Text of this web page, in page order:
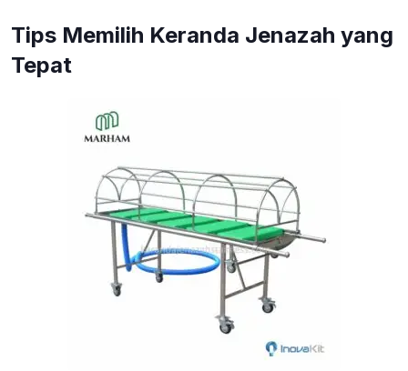
Tips Memilih Keranda Jenazah yang
Tepat